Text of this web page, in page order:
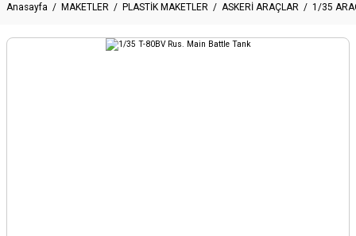
Anasayfa MAKETLER PLASTİK MAKETLER ASKERİ ARAÇLAR 1/35